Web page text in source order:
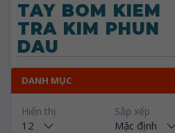
TAY BOM KIEM
TRA KIM PHUN
DAU
DANH MỤC
Sắp xếp
Mặc định
Hiển thị
12